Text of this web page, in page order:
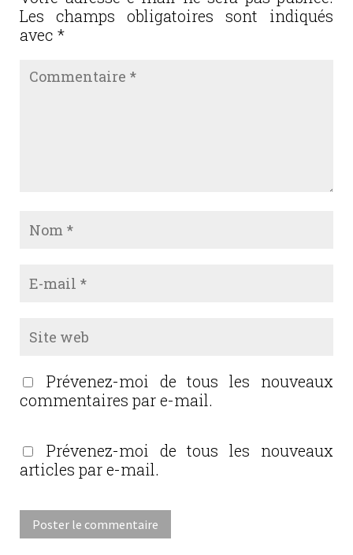
k
Les champs obligatoires sont indiqués
avec *
Prévenez-moi de tous les nouveaux
commentaires par e-mail.
Prévenez-moi de tous les nouveaux
articles par e-mail.